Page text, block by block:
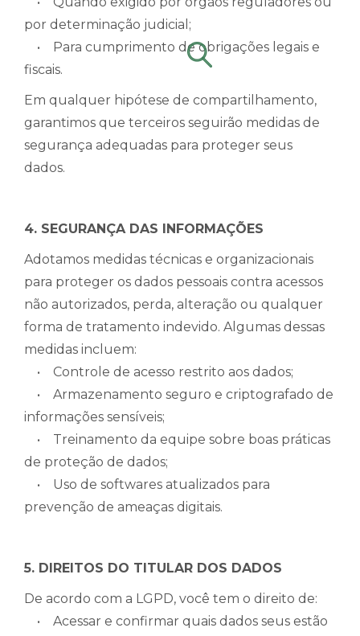
por determinação judicial;
• Para cumprimento de obrigações legais e
fiscais.
Em qualquer hipótese de compartilhamento,
garantimos que terceiros seguirão medidas de
segurança adequadas para proteger seus
dados.
4. SEGURANÇA DAS INFORMAÇÕES
Adotamos medidas técnicas e organizacionais
para proteger os dados pessoais contra acessos
não autorizados, perda, alteração ou qualquer
forma de tratamento indevido. Algumas dessas
medidas incluem:
• Controle de acesso restrito aos dados;
• Armazenamento seguro e criptografado de
informações sensíveis;
• Treinamento da equipe sobre boas práticas
de proteção de dados;
• Uso de softwares atualizados para
prevenção de ameaças digitais.
5. DIREITOS DO TITULAR DOS DADOS
De acordo com a LGPD, você tem o direito de:
• Acessar e confirmar quais dados seus estão